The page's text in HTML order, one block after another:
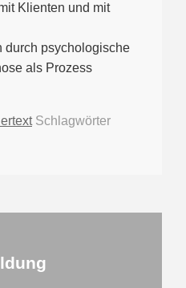
Klienten und mit
durch psychologische
als Prozess
Schlagwörter